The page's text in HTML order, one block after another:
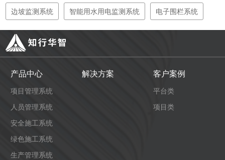
边坡监测系统 智能用水用电监测系统 电子围栏系统
产品中心
项目管理系统
人员管理系统
安全施工系统
绿色施工系统
生产管理系统
解决方案 客户案例
平台类
项目类